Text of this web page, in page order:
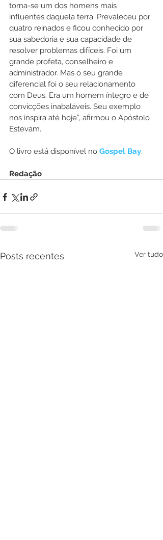
torna-se um dos homens mais
influentes daquela terra. Prevaleceu por
quatro reinados e ficou conhecido por
sua sabedoria e sua capacidade de
resolver problemas difíceis. Foi um
grande profeta, conselheiro e
administrador. Mas o seu grande
diferencial foi o seu relacionamento
com Deus. Era um homem íntegro e de
convicções inabaláveis. Seu exemplo
nos inspira até hoje”, afirmou o Apóstolo
Estevam.
O livro está disponível no Gospel Bay.
Redação
Posts recentes Ver tudo